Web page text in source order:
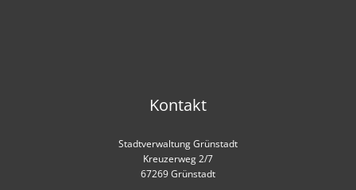
Kontakt
Stadtverwaltung Grünstadt
Kreuzerweg 2/7
67269 Grünstadt